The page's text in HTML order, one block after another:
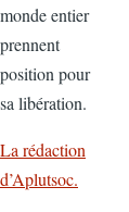
monde entier
prennent
position pour
sa libération.
La rédaction
d’Aplutsoc.